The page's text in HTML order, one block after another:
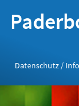
Datenschutz /